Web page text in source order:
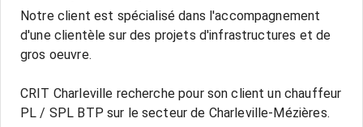
Notre client est spécialisé dans l'accompagnement
d'une clientèle sur des projets d'infrastructures et de
gros oeuvre.
CRIT Charleville recherche pour son client un chauffeur
PL / SPL BTP sur le secteur de Charleville-Mézières.